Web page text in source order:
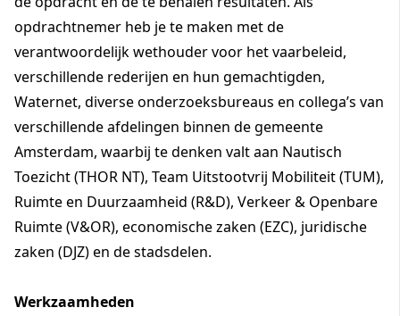
opdrachtnemer heb je te maken met de
verantwoordelijk wethouder voor het vaarbeleid,
verschillende rederijen en hun gemachtigden,
Waternet, diverse onderzoeksbureaus en collega’s van
verschillende afdelingen binnen de gemeente
Amsterdam, waarbij te denken valt aan Nautisch
Toezicht (THOR NT), Team Uitstootvrij Mobiliteit (TUM),
Ruimte en Duurzaamheid (R&D), Verkeer & Openbare
Ruimte (V&OR), economische zaken (EZC), juridische
zaken (DJZ) en de stadsdelen.
Werkzaamheden